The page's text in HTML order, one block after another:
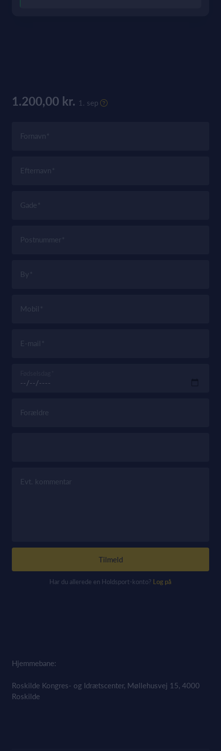
1.200,00 kr. 1. sep
Fornavn
Efternavn
Gade
Postnummer
By
Mobil
E-mail
Forældre
Evt. kommentar
Tilmeld
Har du allerede en Holdsport-konto? Log på
Hjemmebane:
Roskilde Kongres- og Idrætscenter, Møllehusvej 15, 4000
Roskilde